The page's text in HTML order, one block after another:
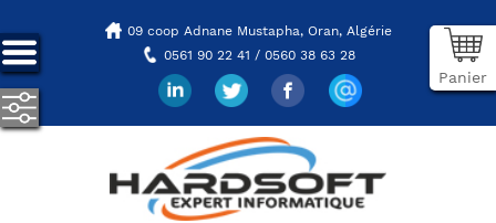
09 coop Adnane Mustapha, Oran, Algérie
0561 90 22 41 / 0560 38 63 28
Panier